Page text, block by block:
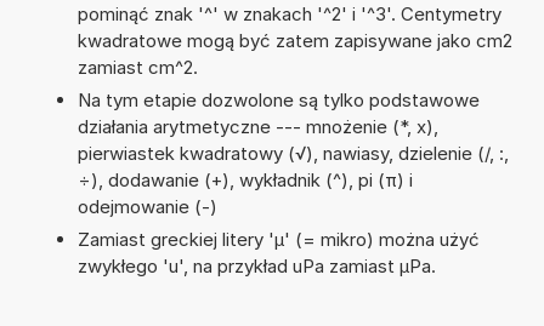
pominąć znak '^' w znakach '^2' i '^3'. Centymetry
kwadratowe mogą być zatem zapisywane jako cm2
zamiast cm^2.
Na tym etapie dozwolone są tylko podstawowe
działania arytmetyczne --- mnożenie (*, x),
pierwiastek kwadratowy (√), nawiasy, dzielenie (/, :,
÷), dodawanie (+), wykładnik (^), pi (π) i
odejmowanie (-)
Zamiast greckiej litery 'µ' (= mikro) można użyć
zwykłego 'u', na przykład uPa zamiast µPa.